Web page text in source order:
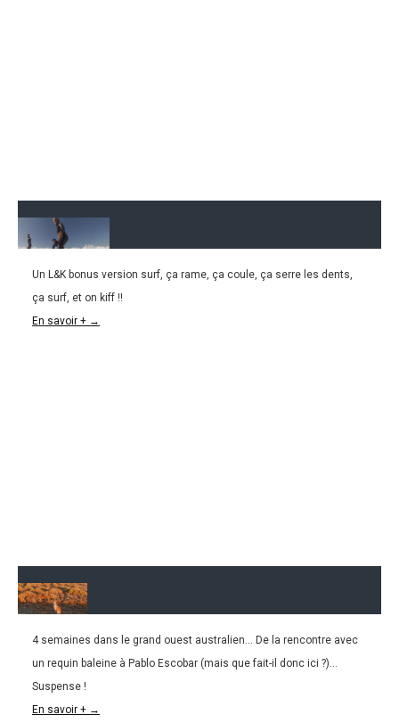
10.06.2016
Un L&K bonus version surf, ça rame, ça coule, ça serre les dents,
ça surf, et on kiff !!
En savoir + →
17.05.2016
4 semaines dans le grand ouest australien... De la rencontre avec
un requin baleine à Pablo Escobar (mais que fait-il donc ici ?)...
Suspense !
En savoir + →